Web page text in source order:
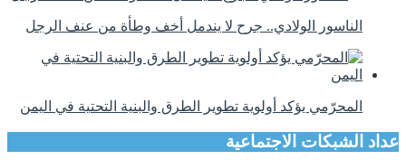
الناسور الولادي.. جرح لا يندمل أخف وطأة من عنف الرجل
المحرّمي يؤكد أولوية تطوير الطرق والبنية التحتية في اليمن
عداد الشبكات الاجتماعية